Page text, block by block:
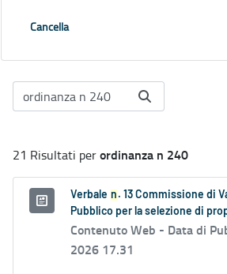
Cancella
21 Risultati perordinanza n 240
Verbale n . 13 Commissione di
Pubblico per la selezione di
Contenuto Web - Data di
2026 17.31